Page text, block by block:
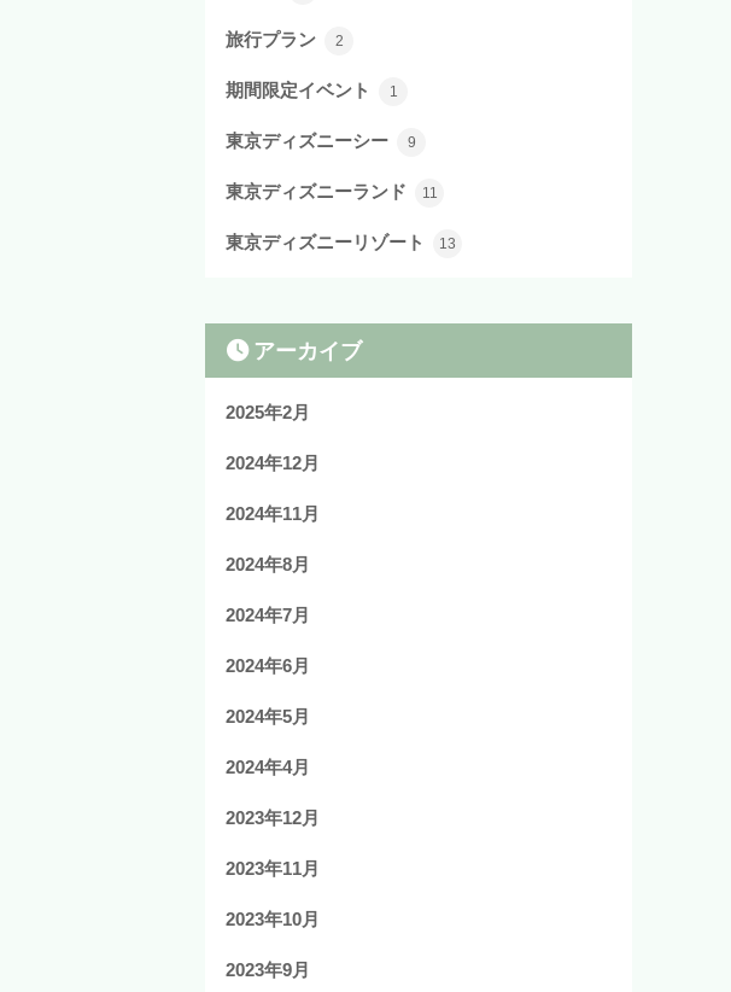
旅行プラン 2
期間限定イベント 1
東京ディズニーシー 9
東京ディズニーランド 11
東京ディズニーリゾート 13
アーカイブ
2025年2月
2024年12月
2024年11月
2024年8月
2024年7月
2024年6月
2024年5月
2024年4月
2023年12月
2023年11月
2023年10月
2023年9月